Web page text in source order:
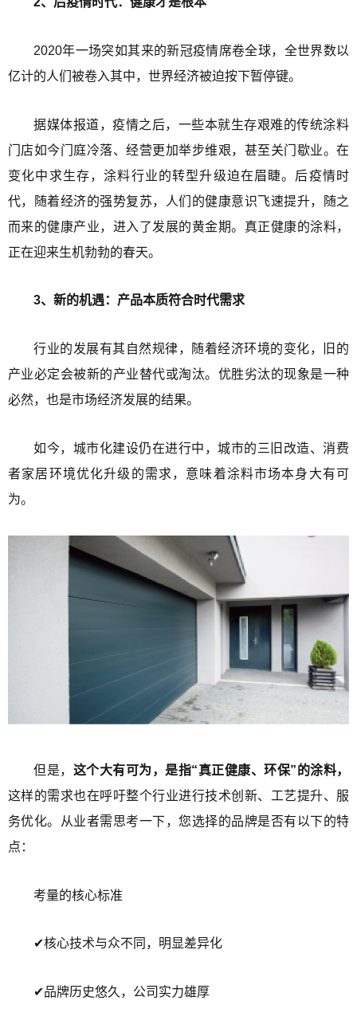
2020年一场突如其来的新冠疫情席卷全球，全世界数以
亿计的人们被卷入其中，世界经济被迫按下暂停键。
据媒体报道，疫情之后，一些本就生存艰难的传统涂料
门店如今门庭冷落、经营更加举步维艰，甚至关门歇业。在
变化中求生存，涂料行业的转型升级迫在眉睫。后疫情时
代，随着经济的强势复苏，人们的健康意识飞速提升，随之
而来的健康产业，进入了发展的黄金期。真正健康的涂料，
正在迎来生机勃勃的春天。
3、新的机遇：产品本质符合时代需求
行业的发展有其自然规律，随着经济环境的变化，旧的
产业必定会被新的产业替代或淘汰。优胜劣汰的现象是一种
必然，也是市场经济发展的结果。
如今，城市化建设仍在进行中，城市的三旧改造、消费
者家居环境优化升级的需求，意味着涂料市场本身大有可
为。
但是， 这个大有可为，是指“真正健康、环保”的涂料，
这样的需求也在呼吁整个行业进行技术创新、工艺提升、服
务优化。从业者需思考一下，您选择的品牌是否有以下的特
点：
考量的核心标准
✔核心技术与众不同，明显差异化
✔品牌历史悠久，公司实力雄厚